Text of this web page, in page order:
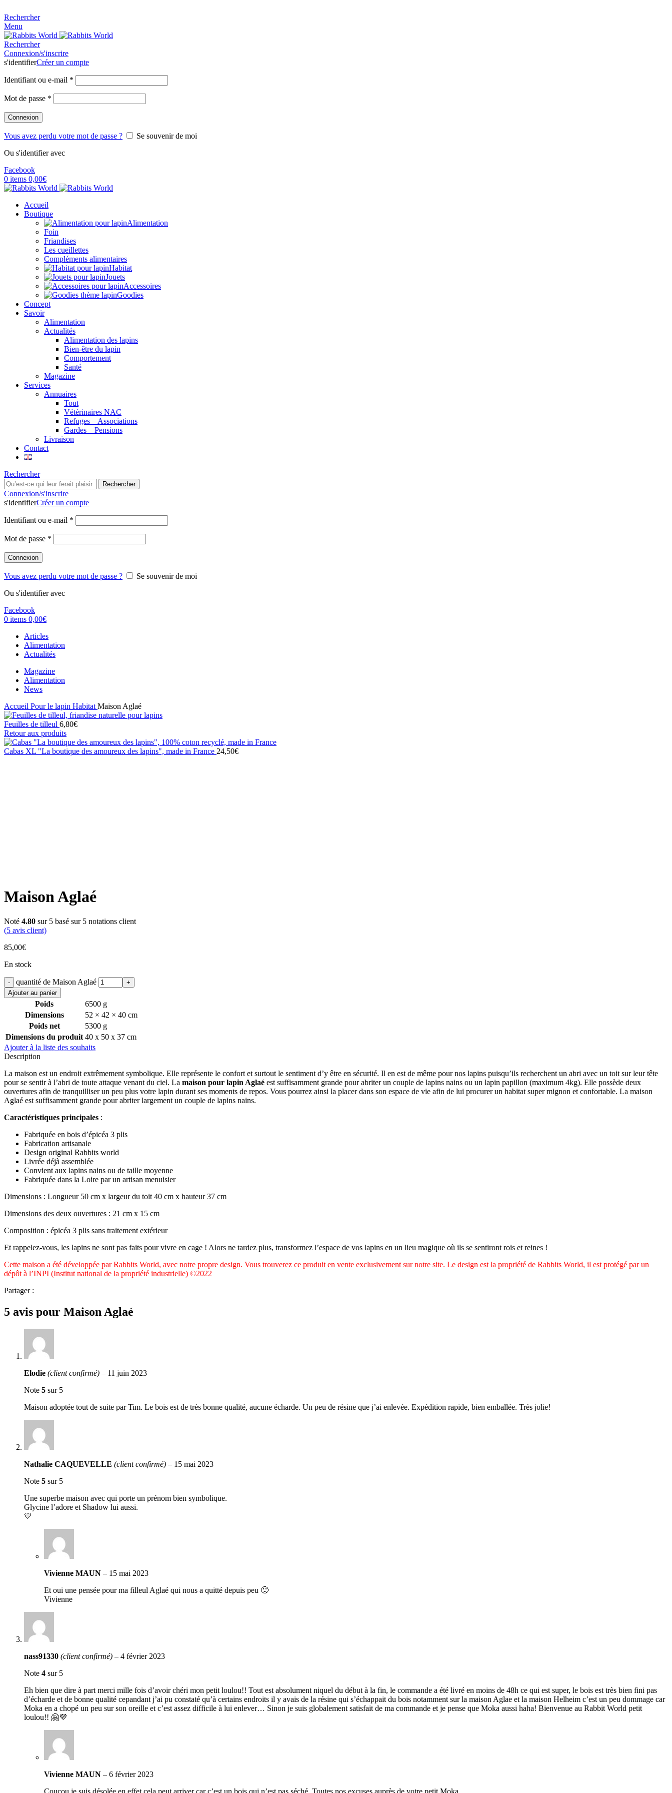
Rechercher
Menu
Rechercher
Connexion/s'inscrire
s'identifierCréer un compte
Identifiant ou e-mail *
Mot de passe *
Connexion
Vous avez perdu votre mot de passe ?
Se souvenir de moi
Ou s'identifier avec
Facebook
0 items 0,00€
Accueil
Boutique
Alimentation
Foin
Friandises
Les cueillettes
Compléments alimentaires
Habitat
Jouets
Accessoires
Goodies
Concept
Savoir
Alimentation
Actualités
Alimentation des lapins
Bien-être du lapin
Comportement
Santé
Magazine
Services
Annuaires
Tout
Vétérinaires NAC
Refuges – Associations
Gardes – Pensions
Livraison
Contact
Rechercher
Rechercher
Connexion/s'inscrire
s'identifierCréer un compte
Identifiant ou e-mail *
Mot de passe *
Connexion
Vous avez perdu votre mot de passe ?
Se souvenir de moi
Ou s'identifier avec
Facebook
0 items 0,00€
Articles
Alimentation
Actualités
Magazine
Alimentation
News
Accueil Pour le lapin Habitat Maison Aglaé
Feuilles de tilleul 6,80€
Retour aux produits
Cabas XL "La boutique des amoureux des lapins", made in France 24,50€
Maison Aglaé
Noté 4.80 sur 5 basé sur 5 notations client
(5 avis client)
85,00€
En stock
quantité de Maison Aglaé
Ajouter au panier
Poids
6500 g
Dimensions
52 × 42 × 40 cm
Poids net
5300 g
Dimensions du produit 40 x 50 x 37 cm
Ajouter à la liste des souhaits
Description
La maison est un endroit extrêmement symbolique. Elle représente le confort et surtout le sentiment d’y être en sécurité. Il en est de même pour nos lapins puisqu’ils recherchent un abri avec un toit sur leur tête
pour se sentir à l’abri de toute attaque venant du ciel. La maison pour lapin Aglaé est suffisamment grande pour abriter un couple de lapins nains ou un lapin papillon (maximum 4kg). Elle possède deux
ouvertures afin de tranquilliser un peu plus votre lapin durant ses moments de repos. Vous pourrez ainsi la placer dans son espace de vie afin de lui procurer un habitat super mignon et confortable. La maison
Aglaé est suffisamment grande pour abriter largement un couple de lapins nains.
Caractéristiques principales :
Fabriquée en bois d’épicéa 3 plis
Fabrication artisanale
Design original Rabbits world
Livrée déjà assemblée
Convient aux lapins nains ou de taille moyenne
Fabriquée dans la Loire par un artisan menuisier
Dimensions : Longueur 50 cm x largeur du toit 40 cm x hauteur 37 cm
Dimensions des deux ouvertures : 21 cm x 15 cm
Composition : épicéa 3 plis sans traitement extérieur
Et rappelez-vous, les lapins ne sont pas faits pour vivre en cage ! Alors ne tardez plus, transformez l’espace de vos lapins en un lieu magique où ils se sentiront rois et reines !
Cette maison a été développée par Rabbits World, avec notre propre design. Vous trouverez ce produit en vente exclusivement sur notre site. Le design est la propriété de Rabbits World, il est protégé par un
dépôt à l’INPI (Institut national de la propriété industrielle) ©2022
Partager :
5 avis pour Maison Aglaé
Elodie (client confirmé) – 11 juin 2023
Note 5 sur 5
Maison adoptée tout de suite par Tim. Le bois est de très bonne qualité, aucune écharde. Un peu de résine que j’ai enlevée. Expédition rapide, bien emballée. Très jolie!
Nathalie CAQUEVELLE (client confirmé) – 15 mai 2023
Note 5 sur 5
Une superbe maison avec qui porte un prénom bien symbolique.
Glycine l’adore et Shadow lui aussi.
💙
Vivienne MAUN – 15 mai 2023
Et oui une pensée pour ma filleul Aglaé qui nous a quitté depuis peu 🙂
Vivienne
nass91330 (client confirmé) – 4 février 2023
Note 4 sur 5
Eh bien que dire à part merci mille fois d’avoir chéri mon petit loulou!! Tout est absolument niquel du début à la fin, le commande a été livré en moins de 48h ce qui est super, le bois est très bien fini pas
d’écharde et de bonne qualité cepandant j’ai pu constaté qu’à certains endroits il y avais de la résine qui s’échappait du bois notamment sur la maison Aglae et la maison Helheim c’est un peu dommage car
Moka en a chopé un peu sur son oreille et c’est assez difficile à lui enlever… Sinon je suis globalement satisfait de ma commande et je pense que Moka aussi haha! Bienvenue au Rabbit World petit
loulou!! 🤗💜
Vivienne MAUN – 6 février 2023
Coucou,je suis désolée en effet cela peut arriver car c’est un bois qui n’est pas séché. Toutes nos excuses auprès de votre petit Moka.